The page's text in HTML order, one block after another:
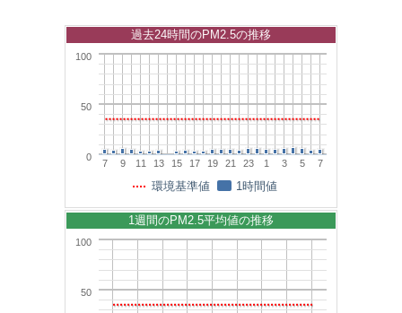
7 9 11 13 15 17 19 21 23 1 3 5 7
0
50
100
過去24時間のPM2.5の推移
環境基準値 1時間値
50
100
1週間のPM2.5平均値の推移